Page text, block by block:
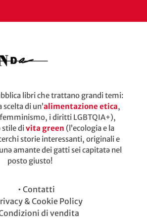
libri che trattano grandi temi:
scelta di un’alimentazione etica,
i diritti LGBTQIA+),
stile divita green (l’ecologia e la
storie interessanti, originali e
amante dei gatti sei capitatə nel
posto giusto!
• Contatti
& Cookie Policy
di vendita